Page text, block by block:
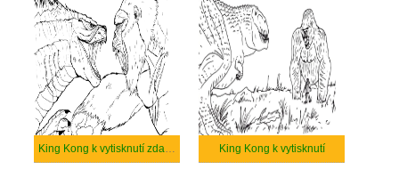
King Kong k vytisknutí zdarma King Kong k vytisknutí